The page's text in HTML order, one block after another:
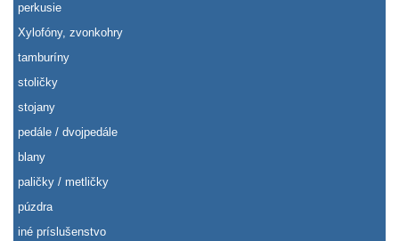
perkusie
Xylofóny, zvonkohry
tamburíny
stoličky
stojany
pedále / dvojpedále
blany
paličky / metličky
púzdra
iné príslušenstvo